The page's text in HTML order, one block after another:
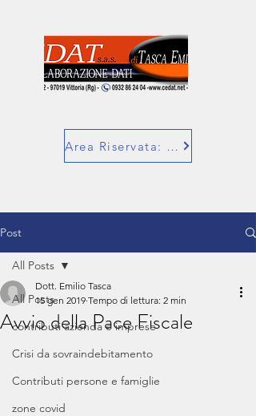
Area Riservata: SuperBill
Post
All Posts
contributi azienda e imprese
Crisi da sovraindebitamento
Contributi persone e famiglie
zone covid
All Posts
Avvio della Pace Fiscale
Dott. Emilio Tasca
15 gen 2019 Tempo di lettura: 2 min